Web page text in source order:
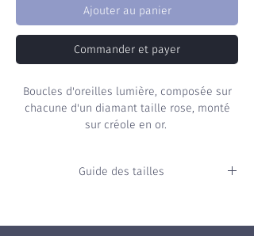
Ajouter au panier
Commander et payer
Boucles d'oreilles lumière, composée sur
chacune d'un diamant taille rose, monté
sur créole en or.
Guide des tailles